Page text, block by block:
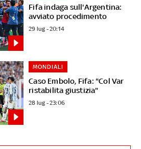
Fifa indaga sull'Argentina:
avviato procedimento
29 lug - 20:14
Caso Embolo, Fifa: "Col Var
ristabilita giustizia"
MONDIALI
28 lug - 23:06